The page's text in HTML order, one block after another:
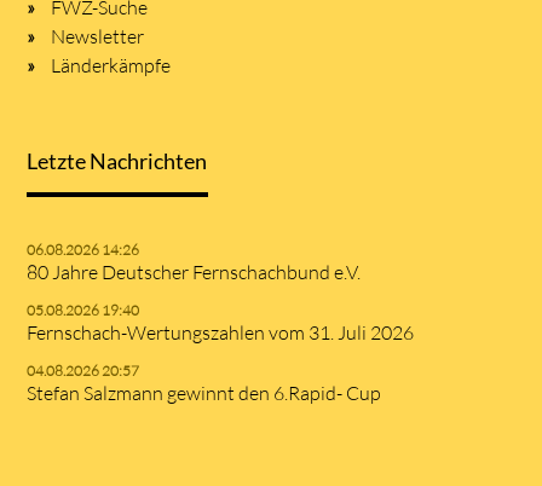
FWZ-Suche
Newsletter
Länderkämpfe
Letzte Nachrichten
06.08.2026 14:26
80 Jahre Deutscher Fernschachbund e.V.
05.08.2026 19:40
Fernschach-Wertungszahlen vom 31. Juli 2026
04.08.2026 20:57
Stefan Salzmann gewinnt den 6.Rapid- Cup